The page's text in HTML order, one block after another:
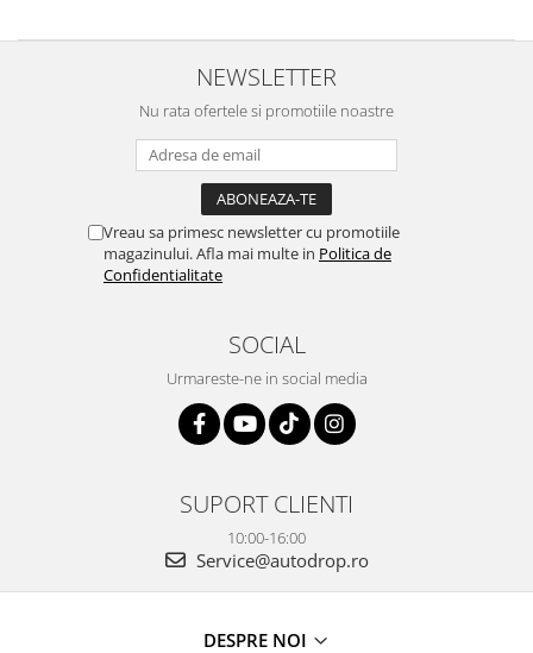
NEWSLETTER
Nu rata ofertele si promotiile noastre
Vreau sa primesc newsletter cu promotiile
magazinului. Afla mai multe in Politica de
Confidentialitate
SOCIAL
Urmareste-ne in social media
SUPORT CLIENTI
10:00-16:00
Service@autodrop.ro
DESPRE NOI